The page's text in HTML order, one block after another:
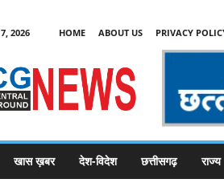
2026 HOME ABOUT US PRIVACY
खास ख़बर देश-विदेश छत्तीसगढ़ राज्य